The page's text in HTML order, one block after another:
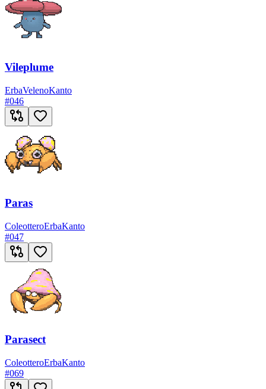
Vileplume
ErbaVelenoKanto
#046
Paras
ColeotteroErbaKanto
#047
Parasect
ColeotteroErbaKanto
#069